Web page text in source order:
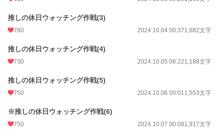
推しの休日ウォッチング作戦(3)
780 2024.10.04 00:371,682文字
推しの休日ウォッチング作戦(4)
730 2024.10.05 08:221,188文字
推しの休日ウォッチング作戦(5)
750 2024.10.06 00:011,553文字
※推しの休日ウォッチング作戦(6)
750 2024.10.07 00:081,917文字